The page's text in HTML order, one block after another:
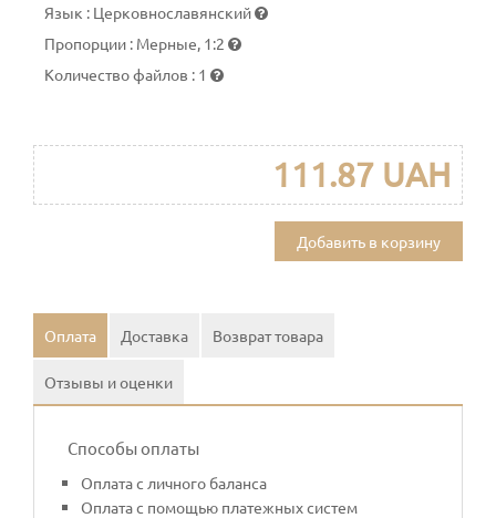
Язык : Церковнославянский
Пропорции : Мерные, 1:2
Количество файлов : 1
111.87 UAH
Добавить в корзину
Оплата Доставка Возврат товара
Отзывы и оценки
Способы оплаты
Оплата с личного баланса
Оплата с помощью платежных систем